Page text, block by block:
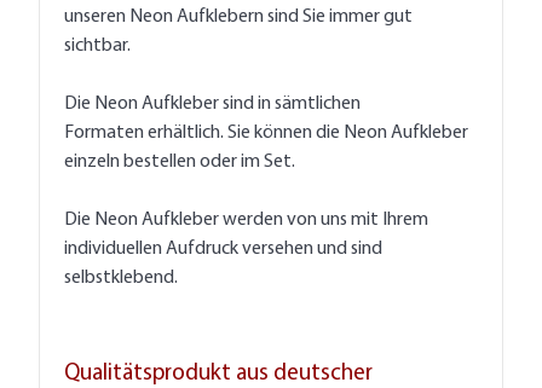
unseren Neon Aufklebern sind Sie immer gut
sichtbar.
Die Neon Aufkleber sind in sämtlichen
Formaten erhältlich. Sie können die Neon Aufkleber
einzeln bestellen oder im Set.
Die Neon Aufkleber werden von uns mit Ihrem
individuellen Aufdruck versehen und sind
selbstklebend.
Qualitätsprodukt aus deutscher